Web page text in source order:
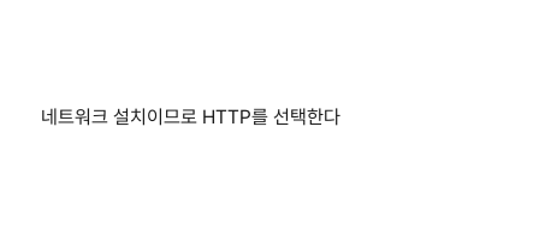
네트워크 설치이므로 HTTP를 선택한다